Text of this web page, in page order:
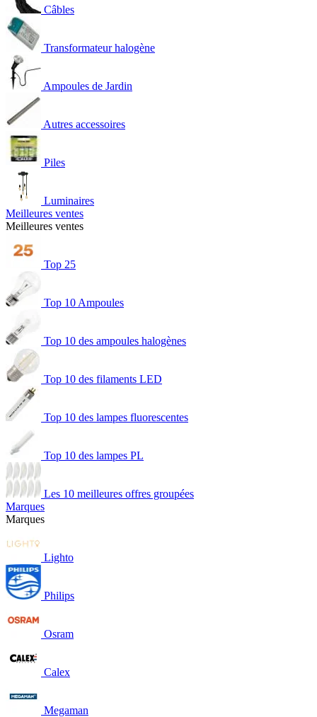
Câbles
Transformateur halogène
Ampoules de Jardin
Autres accessoires
Piles
Luminaires
Meilleures ventes
Meilleures ventes
Top 25
Top 10 Ampoules
Top 10 des ampoules halogènes
Top 10 des filaments LED
Top 10 des lampes fluorescentes
Top 10 des lampes PL
Les 10 meilleures offres groupées
Marques
Marques
Lighto
Philips
Osram
Calex
Megaman